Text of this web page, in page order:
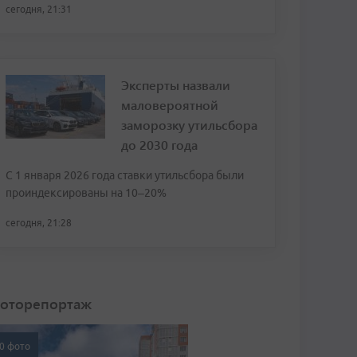
сегодня, 21:31
Эксперты назвали
маловероятной
заморозку утильсбора
до 2030 года
С 1 января 2026 года ставки утильсбора были
проиндексированы на 10–20%
сегодня, 21:28
фото